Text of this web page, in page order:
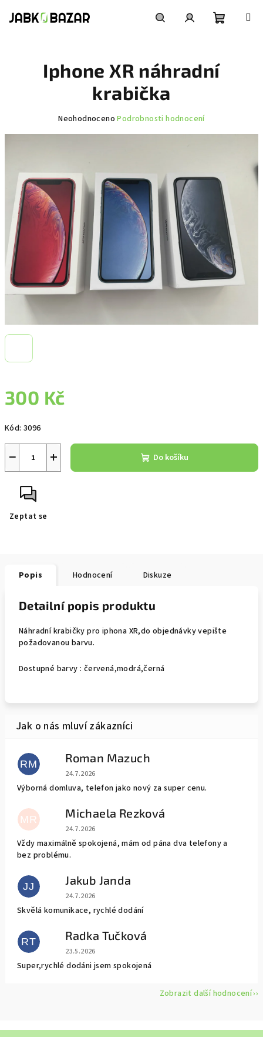
košík
300 Kč
cena:
Kód: 3096
+
− Do košíku
Zeptat se
Iphone XR náhradní
krabička
Průměrné
z
hvězdiček.
Neohodnoceno Podrobnosti hodnocení
Popis Hodnocení Diskuze
Detailní popis produktu
Náhradní krabičky pro iphona XR,do objednávky vepište
požadovanou barvu.
Dostupné barvy : červená,modrá,černá
RM Roman Mazuch
Hodnocení obchodu je 5 z 5 hvězdiček.
24.7.2026
Výborná domluva, telefon jako nový za super cenu.
MR Michaela Rezková
Hodnocení obchodu je 5 z 5 hvězdiček.
24.7.2026
Vždy maximálně spokojená, mám od pána dva telefony a
bez problému.
JJ Jakub Janda
Hodnocení obchodu je 5 z 5 hvězdiček.
24.7.2026
Skvělá komunikace, rychlé dodání
RT Radka Tučková
Hodnocení obchodu je 5 z 5 hvězdiček.
23.5.2026
Super,rychlé dodáni jsem spokojená
Zobrazit další hodnocení